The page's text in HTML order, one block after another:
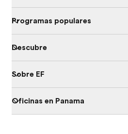
Programas populares
Descubre
Sobre EF
Oficinas en Panama